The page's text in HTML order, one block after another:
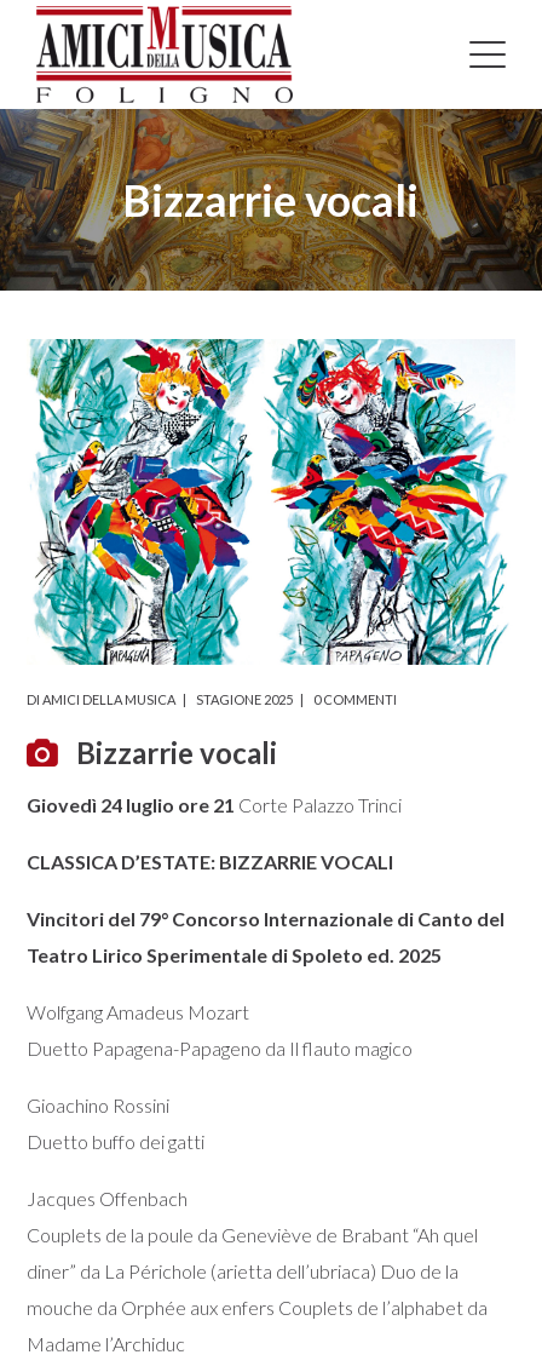
Bizzarrie vocali
DIAMICI DELLA MUSICA STAGIONE 2025 0 COMMENTI
Bizzarrie vocali
Giovedì 24 luglio ore 21 Corte Palazzo Trinci
CLASSICA D’ESTATE: BIZZARRIE VOCALI
Vincitori del 79° Concorso Internazionale di Canto del
Teatro Lirico Sperimentale di Spoleto ed. 2025
Wolfgang Amadeus Mozart
Duetto Papagena-Papageno da Il flauto magico
Gioachino Rossini
Duetto buffo dei gatti
Jacques Offenbach
Couplets de la poule da Geneviève de Brabant “Ah quel
diner” da La Périchole (arietta dell’ubriaca) Duo de la
mouche da Orphée aux enfers Couplets de l’alphabet da
Madame l’Archiduc